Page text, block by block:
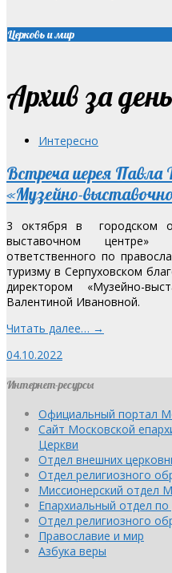
Церковь и мир
Архив за
Интересно
Встреча иерея Павла
«Музейно-
3 октября в городском
выставочном
ответственного по
туризму в Серпуховском
директором «Музейно-
Валентиной Ивановной.
Читать далее… →
04.10.2022
Интернет-ресурсы
Официальный портал
Сайт Московской
Церкви
Отдел внешних
Отдел религиозного
Миссионерский отдел
Епархиальный отдел
Отдел религиозного
Православие и мир
Азбука веры